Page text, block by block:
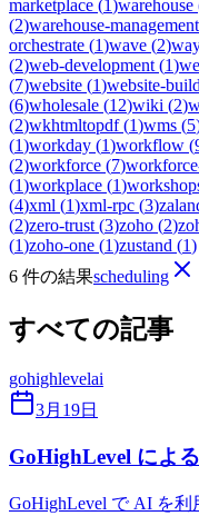
marketplace (1)warehouse
(2)warehouse-management
orchestrate (1)wave (2)
(2)web-development (1)
(7)website (1)website-
(6)wholesale (12)wiki (2)
(2)wkhtmltopdf(1)wms (5
(1)workday (1)workflow (
(2)workforce (7)
(1)workplace (1)
(4)xml (1)xml-rpc (3)
(2)zero-trust (3)zoho (2)
(1)zoho-one (1)zustand (1)
6 件の結果scheduling
すべての記事
gohighlevelai
3月19日
GoHighLevel によ
GoHighLevel で AI を